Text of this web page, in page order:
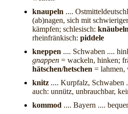
knaupeln ....
(ab)nagen, sich mit
kämpfen; schlesisch: knäubeln
rheinfränkisch: piddele
kneppen .... Schwaben ....
gnappen = wackeln, hinken;
hätschen/hetschen = lahmen,
knitz .... Kurpfalz, Schwaben
auch: unnütz, unbrauchbar,
kommod .... Bayern ....